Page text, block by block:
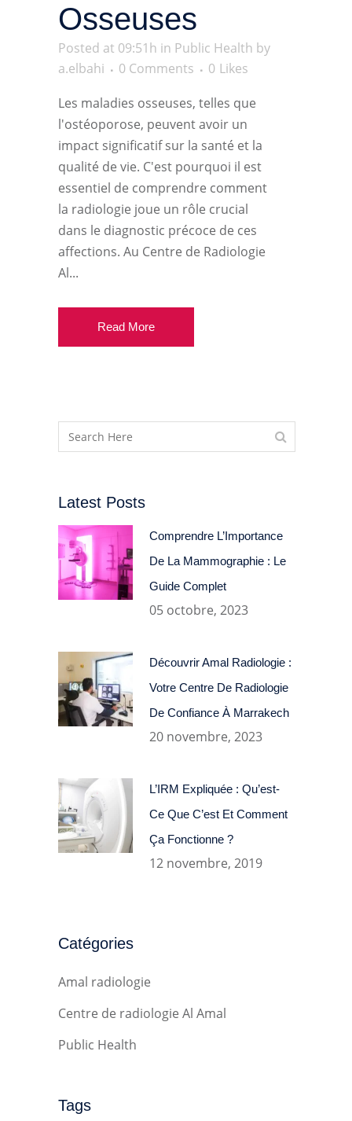
Osseuses
Posted at 09:51h in Public Health by
a.elbahi
0 Comments 0 Likes
Les maladies osseuses, telles que
l'ostéoporose, peuvent avoir un
impact significatif sur la santé et la
qualité de vie. C'est pourquoi il est
essentiel de comprendre comment
la radiologie joue un rôle crucial
dans le diagnostic précoce de ces
affections. Au Centre de Radiologie
Al...
Read More
Latest Posts
Comprendre L’Importance
De La Mammographie : Le
Guide Complet
05 octobre, 2023
Découvrir Amal Radiologie :
Votre Centre De Radiologie
De Confiance À Marrakech
20 novembre, 2023
L’IRM Expliquée : Qu’est-
Ce Que C’est Et Comment
Ça Fonctionne ?
12 novembre, 2019
Catégories
Amal radiologie
Centre de radiologie Al Amal
Public Health
Tags